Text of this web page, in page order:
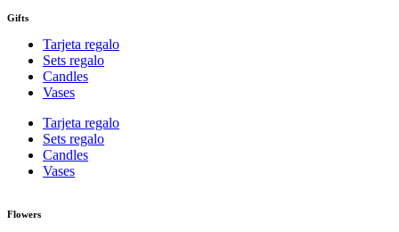
Gifts
Tarjeta regalo
Sets regalo
Candles
Vases
Tarjeta regalo
Sets regalo
Candles
Vases
Flowers